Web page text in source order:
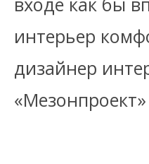
интерьер
дизайнер